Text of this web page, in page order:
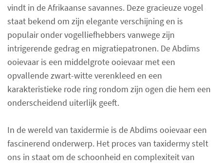
vindt in de Afrikaanse savannes. Deze gracieuze vogel
staat bekend om zijn elegante verschijning en is
populair onder vogelliefhebbers vanwege zijn
intrigerende gedrag en migratiepatronen. De Abdims
ooievaar is een middelgrote ooievaar met een
opvallende zwart-witte verenkleed en een
karakteristieke rode ring rondom zijn ogen die hem een
onderscheidend uiterlijk geeft.
In de wereld van taxidermie is de Abdims ooievaar een
fascinerend onderwerp. Het proces van taxidermy stelt
ons in staat om de schoonheid en complexiteit van